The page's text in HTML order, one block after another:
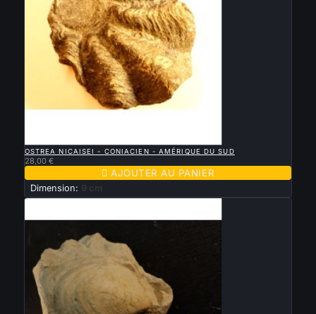
OSTREA NICAISEI - CONIACIEN - AMÉRIQUE DU SUD
28,00 €
 AJOUTER AU PANIER
Dimension: 9 cm